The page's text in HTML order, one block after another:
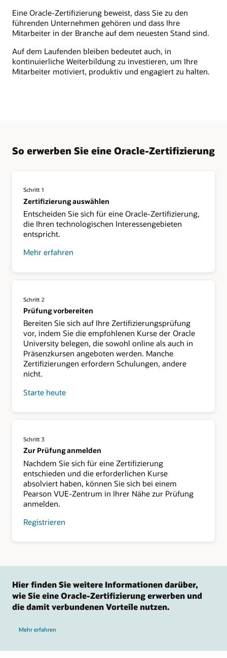
Eine Oracle-Zertifizierung beweist, dass Sie zu den
führenden Unternehmen gehören und dass Ihre
Mitarbeiter in der Branche auf dem neuesten Stand sind.
Auf dem Laufenden bleiben bedeutet auch, in
kontinuierliche Weiterbildung zu investieren, um Ihre
Mitarbeiter motiviert, produktiv und engagiert zu halten.
So erwerben Sie eine Oracle-Zertifizierung
Schritt 1
Zertifizierung auswählen
Entscheiden Sie sich für eine Oracle-Zertifizierung,
die Ihren technologischen Interessengebieten
entspricht.
Mehr erfahren
Schritt 2
Prüfung vorbereiten
Bereiten Sie sich auf Ihre Zertifizierungsprüfung
vor, indem Sie die empfohlenen Kurse der Oracle
University belegen, die sowohl online als auch in
Präsenzkursen angeboten werden. Manche
Zertifizierungen erfordern Schulungen, andere
nicht.
Starte heute
Schritt 3
Zur Prüfung anmelden
Nachdem Sie sich für eine Zertifizierung
entschieden und die erforderlichen Kurse
absolviert haben, können Sie sich bei einem
Pearson VUE-Zentrum in Ihrer Nähe zur Prüfung
anmelden.
Registrieren
Hier finden Sie weitere Informationen darüber,
wie Sie eine Oracle-Zertifizierung erwerben und
die damit verbundenen Vorteile nutzen.
Mehr erfahren